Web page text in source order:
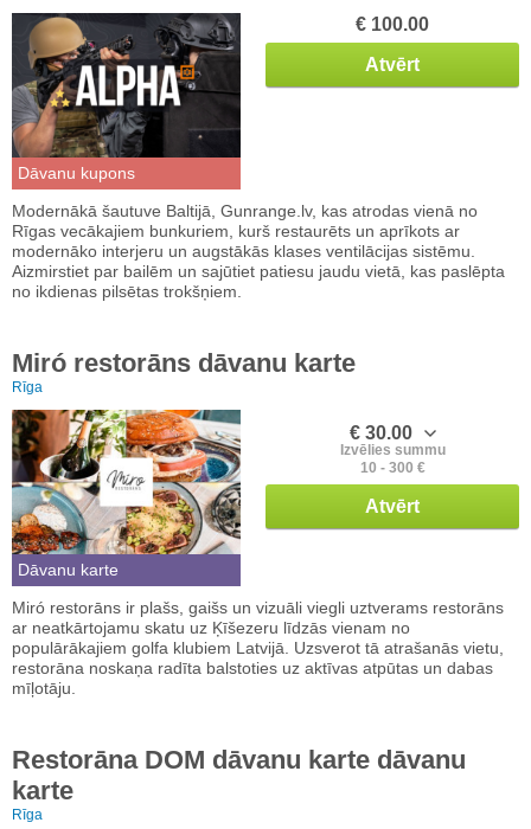
Dāvanu kupons
€ 100.00
Atvērt
Modernākā šautuve Baltijā, Gunrange.lv, kas atrodas vienā no
Rīgas vecākajiem bunkuriem, kurš restaurēts un aprīkots ar
modernāko interjeru un augstākās klases ventilācijas sistēmu.
Aizmirstiet par bailēm un sajūtiet patiesu jaudu vietā, kas paslēpta
no ikdienas pilsētas trokšņiem.
Miró restorāns dāvanu karte
Rīga
Dāvanu karte
€ 30.00
Izvēlies summu
10 - 300 €
Atvērt
Miró restorāns ir plašs, gaišs un vizuāli viegli uztverams restorāns
ar neatkārtojamu skatu uz Ķīšezeru līdzās vienam no
populārākajiem golfa klubiem Latvijā. Uzsverot tā atrašanās vietu,
restorāna noskaņa radīta balstoties uz aktīvas atpūtas un dabas
mīļotāju.
Restorāna DOM dāvanu karte dāvanu
karte
Rīga